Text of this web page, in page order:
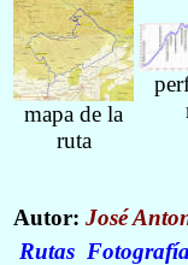
mapa de la
ruta
Autor: José
Rutas